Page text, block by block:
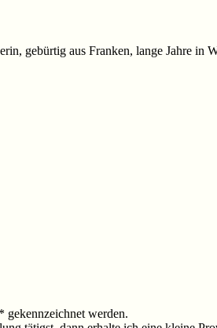
gebürtig aus Franken, lange Jahre
werden.